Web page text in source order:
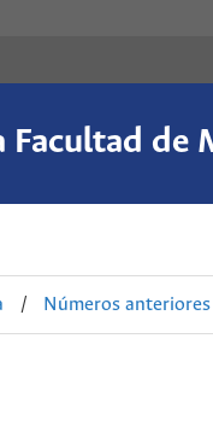
Facultad de
/ Números anteriores